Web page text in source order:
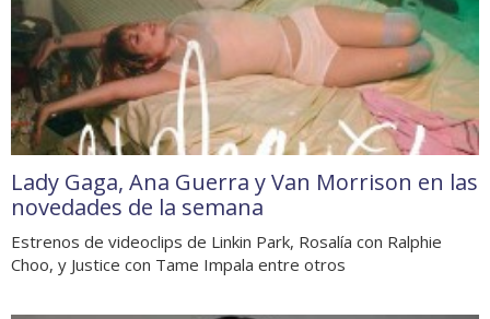
Lady Gaga, Ana Guerra y Van Morrison en las
novedades de la semana
Estrenos de videoclips de Linkin Park, Rosalía con Ralphie
Choo, y Justice con Tame Impala entre otros